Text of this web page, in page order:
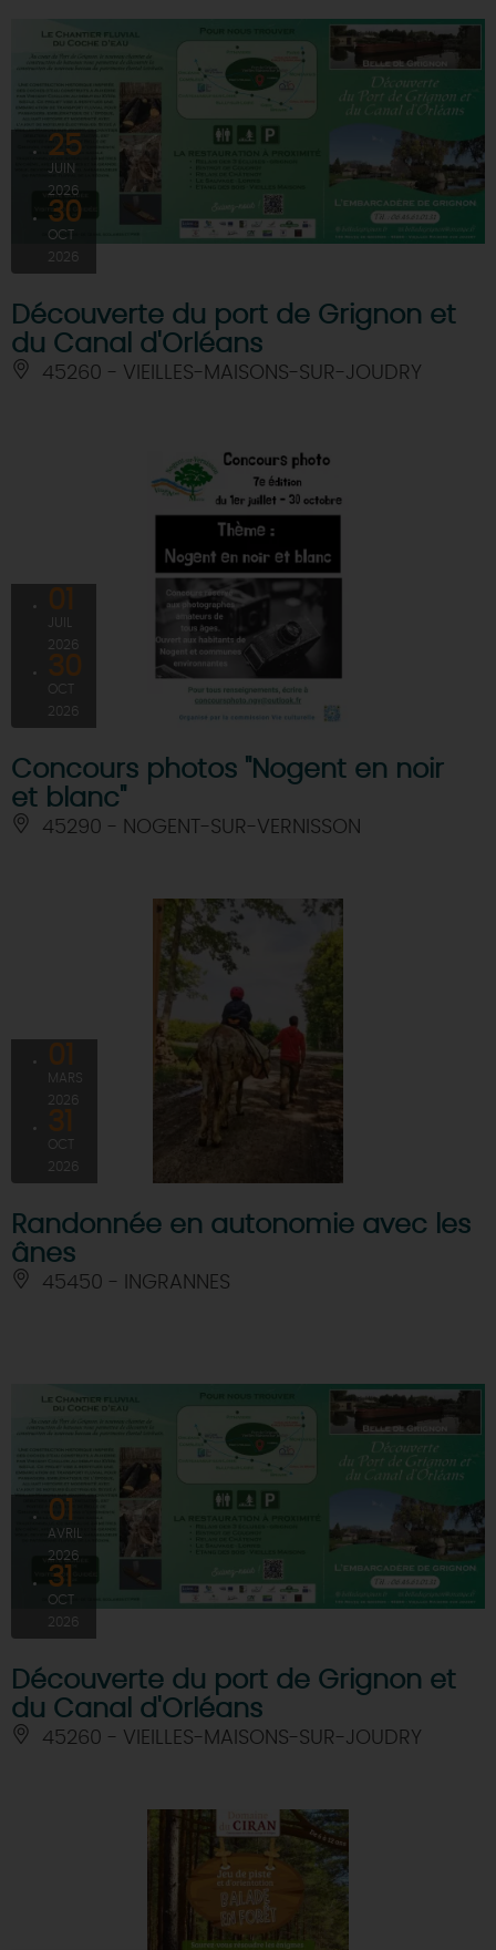
25
JUIN
2026
30
OCT
2026
Découverte du port de Grignon et
du Canal d'Orléans
45260 - VIEILLES-MAISONS-SUR-JOUDRY
01
2026
30
2026
Concours photos "Nogent en noir
et blanc"
45290 - NOGENT-SUR-VERNISSON
01
MARS
2026
31
OCT
2026
Randonnée en autonomie avec les
ânes
45450 - INGRANNES
01
AVRIL
2026
31
OCT
2026
Découverte du port de Grignon et
du Canal d'Orléans
45260 - VIEILLES-MAISONS-SUR-JOUDRY